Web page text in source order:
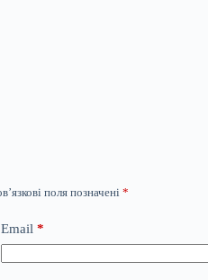
поля позначені *
Email *